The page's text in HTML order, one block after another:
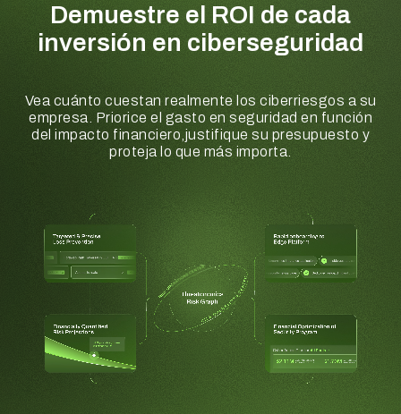
Demuestre el ROI de cada
inversión en ciberseguridad
Vea cuánto cuestan realmente los ciberriesgos a su
empresa. Priorice el gasto en seguridad en función
del impacto financiero,justifique su presupuesto y
proteja lo que más importa.